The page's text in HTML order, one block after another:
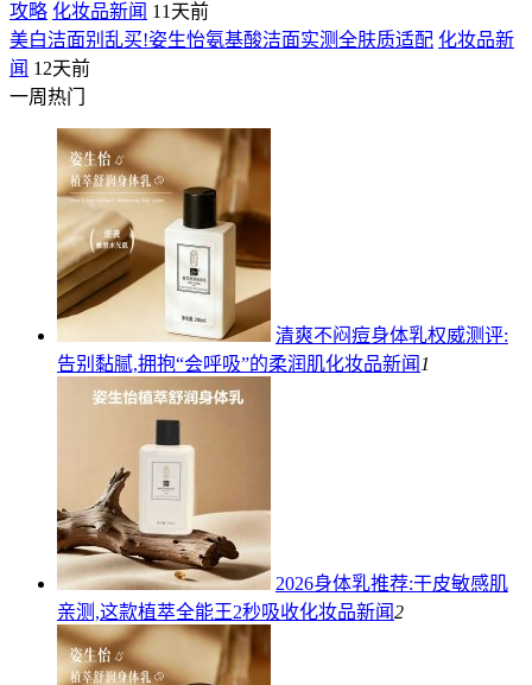
攻略 化妆品新闻 11天前
美白洁面别乱买!姿生怡氨基酸洁面实测全肤质适配 化妆品新
闻 12天前
一周热门
清爽不闷痘身体乳权威测评:
告别黏腻,拥抱“会呼吸”的柔润肌化妆品新闻1
2026身体乳推荐:干皮敏感肌
亲测,这款植萃全能王2秒吸收化妆品新闻2